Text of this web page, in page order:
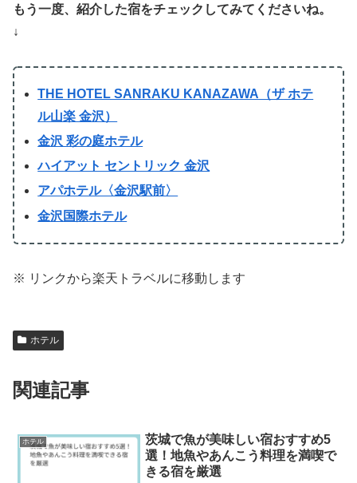
もう一度、紹介した宿をチェックしてみてくださいね。
↓
THE HOTEL SANRAKU KANAZAWA（ザ ホテ
ル山楽 金沢）
金沢 彩の庭ホテル
ハイアット セントリック 金沢
アパホテル〈金沢駅前〉
金沢国際ホテル
※ リンクから楽天トラベルに移動します
ホテル
関連記事
ホテル
茨城で魚が美味しい宿おすすめ5
選！地魚やあんこう料理を満喫で
きる宿を厳選